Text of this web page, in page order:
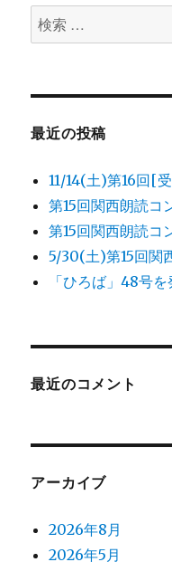
ン
検
索
象:
最近の投稿
11/14(土)第16回[
第15回関西朗読コ
第15回関西朗読コ
5/30(土)第15回関
「ひろば」48号
最近のコメント
アーカイブ
2026年8月
2026年5月